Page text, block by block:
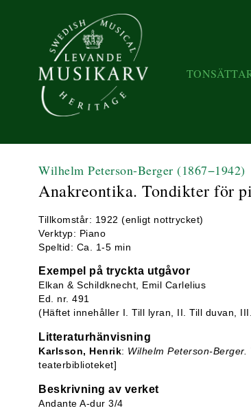
Wilhelm Peterson-Berger (1867−1942)
Anakreontika. Tondikter för
Tillkomstår: 1922 (enligt nottrycket)
Verktyp: Piano
Speltid: Ca. 1-5 min
Exempel på tryckta utgåvor
Elkan & Schildknecht, Emil Carlelius
Ed. nr. 491
(Häftet innehåller I. Till lyran, II. Till duvan,
Litteraturhänvisning
Karlsson, Henrik: Wilhelm Peterson-Berger.
teaterbiblioteket]
Beskrivning av verket
Andante A-dur 3/4